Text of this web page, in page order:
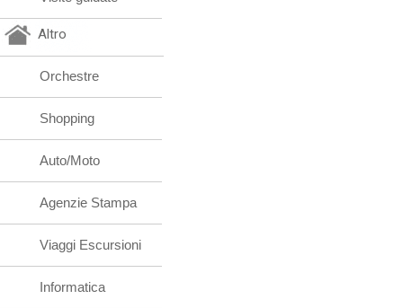
Altro
Orchestre
Shopping
Auto/Moto
Agenzie Stampa
Viaggi Escursioni
Informatica